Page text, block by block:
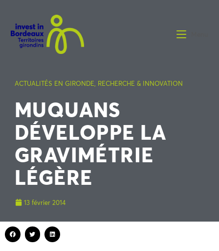
ACTUALITÉS EN GIRONDE, RECHERCHE & INNOVATION
MUQUANS
DÉVELOPPE LA
GRAVIMÉTRIE
LÉGÈRE
13 février 2014